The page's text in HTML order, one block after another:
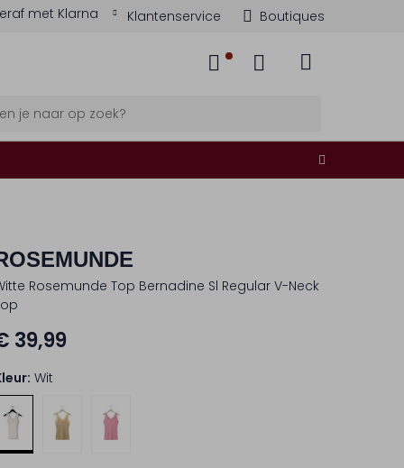
met Klarna Klantenservice Boutiques
Rosemunde Top Bernadine Sl Regular V-Neck
39,99
Wit